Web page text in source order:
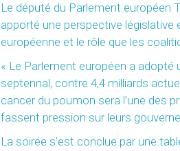
Le député du Parlement européen
apporté une perspective législative
européenne et le rôle que les
« Le Parlement européen a adopté
septennal, contre 4,4 milliards
cancer du poumon sera l’une des
fassent pression sur leurs
La soirée s’est conclue par une